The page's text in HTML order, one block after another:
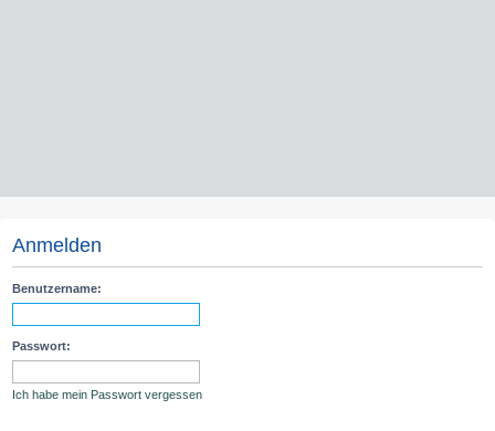
Anmelden
Benutzername:
Passwort:
Ich habe mein Passwort vergessen